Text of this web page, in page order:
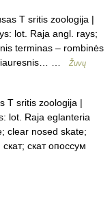
T sritis zoologija |
lot. Raja angl. rays;
terminas – rombinės
siauresnis… …
Žuvų
T sritis zoologija |
lot. Raja eglanteria
clear nosed skate;
скат опоссум